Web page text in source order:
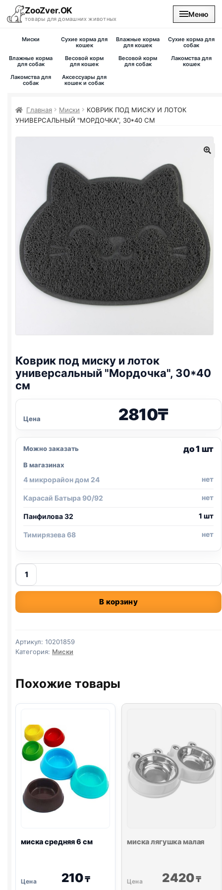
ZooZver.OK
товары для домашних животных
Меню
Вакансии
Миски
Сухие корма для
кошек
Влажные корма
для кошек
Сухие корма для
собак
Влажные корма
для собак
Весовой корм
для кошек
Весовой корм
для собак
Лакомства для
кошек
Лакомства для
собак
Аксессуары для
кошек и собак
Главная Миски
КОВРИК ПОД МИСКУ И ЛОТОК
УНИВЕРСАЛЬНЫЙ "МОРДОЧКА", 30*40 СМ
Коврик под миску и лоток
универсальный "Мордочка", 30*40
см
Цена 2810₸
Можно заказать до 1 шт
В магазинах
4 микрорайон дом 24 нет
Карасай Батыра 90/92 нет
Панфилова 32 1 шт
Тимирязева 68 нет
Количество
товара
Коврик
миску
лоток
универсальный
см
В корзину
Артикул: 10201859
Категория: Миски
Похожие товары
миска средняя 6 см
210₸
миска лягушка малая
2420₸